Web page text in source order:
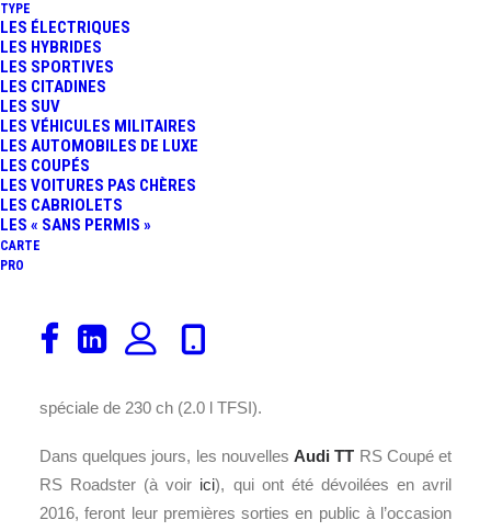
TYPE
LES ÉLECTRIQUES
LES HYBRIDES
LES SPORTIVES
LES CITADINES
LES SUV
LES VÉHICULES MILITAIRES
LES AUTOMOBILES DE LUXE
LES COUPÉS
LES VOITURES PAS CHÈRES
LES CABRIOLETS
LES « SANS PERMIS »
CARTE
PRO
La firme aux anneaux sublime de nouveau ses chers
coupé et roadster TT. Entre les finitions S Line et S, voici
spéciale de 230 ch (2.0 l TFSI).
Dans quelques jours, les nouvellesAudi TT RS Coupé et
RS Roadster (à voir ici), qui ont été dévoilées en avril
2016, feront leur premières sorties en public à l’occasion